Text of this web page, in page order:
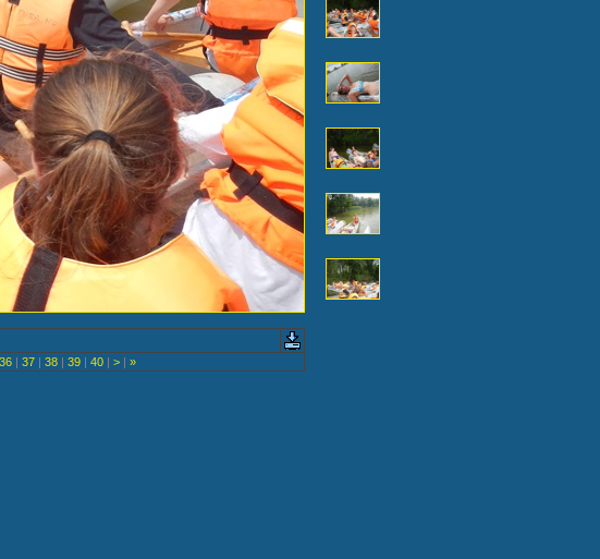
36 | 37 | 38 | 39 | 40 | > | »